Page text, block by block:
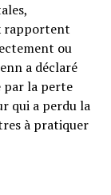
rapportent
ou
a déclaré
par la perte
qui a perdu la
à pratiquer